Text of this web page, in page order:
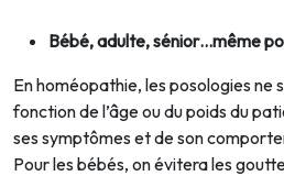
Bébé, adulte, sénior…même
En homéopathie, les posologies ne
fonction de l’âge ou du poids du
ses symptômes et de son
Pour les bébés, on évitera les